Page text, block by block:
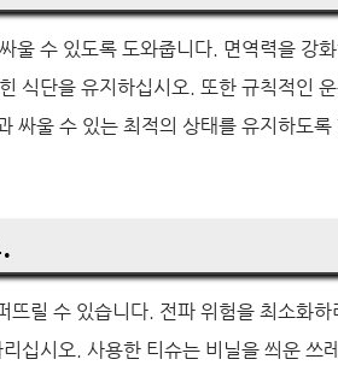
울 수 있도록 도와줍니다. 면역력을 강
식단을 유지하십시오. 또한 규칙적인
싸울 수 있는 최적의 상태를 유지하도록
릴 수 있습니다. 전파 위험을 최소화하
십시오. 사용한 티슈는 비닐을 씌운 쓰